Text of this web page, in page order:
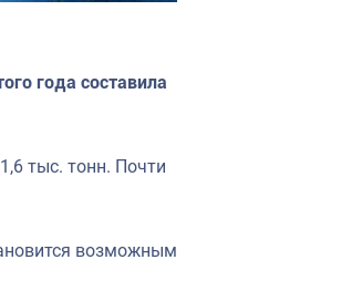
года составила
тыс. тонн. Почти
возможным